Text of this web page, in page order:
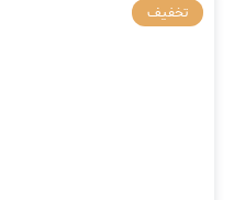
تخفیف